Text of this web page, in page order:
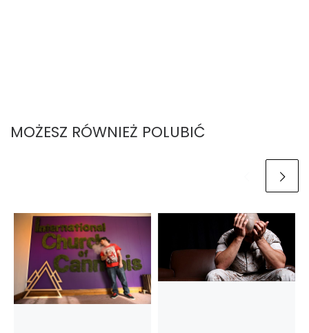
MOŻESZ RÓWNIEŻ POLUBIĆ